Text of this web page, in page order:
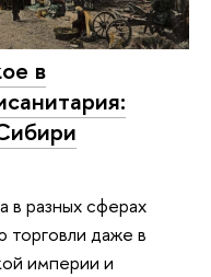
в
в разных сферах
торговли даже в
империи и